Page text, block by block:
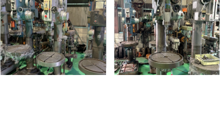
直立ボール盤
メーカー 吉田
形 式YD2-55
年 式-
直立ボール盤
メーカー 吉田
形 式YUD-600
年 式-